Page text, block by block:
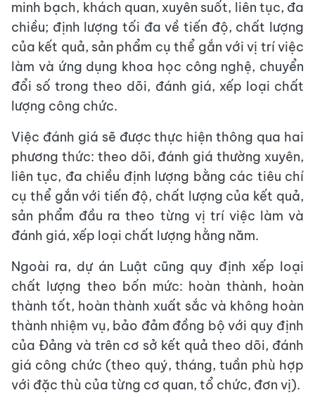
minh bạch, khách quan, xuyên suốt, liên tục, đa
chiều; định lượng tối đa về tiến độ, chất lượng
của kết quả, sản phẩm cụ thể gắn với vị trí việc
làm và ứng dụng khoa học công nghệ, chuyển
đổi số trong theo dõi, đánh giá, xếp loại chất
lượng công chức.
Việc đánh giá sẽ được thực hiện thông qua hai
phương thức: theo dõi, đánh giá thường xuyên,
liên tục, đa chiều định lượng bằng các tiêu chí
cụ thể gắn với tiến độ, chất lượng của kết quả,
sản phẩm đầu ra theo từng vị trí việc làm và
đánh giá, xếp loại chất lượng hằng năm.
Ngoài ra, dự án Luật cũng quy định xếp loại
chất lượng theo bốn mức: hoàn thành, hoàn
thành tốt, hoàn thành xuất sắc và không hoàn
thành nhiệm vụ, bảo đảm đồng bộ với quy định
của Đảng và trên cơ sở kết quả theo dõi, đánh
giá công chức (theo quý, tháng, tuần phù hợp
với đặc thù của từng cơ quan, tổ chức, đơn vị).